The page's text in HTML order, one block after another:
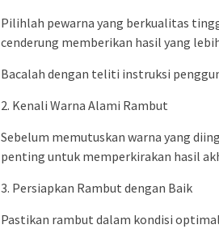
Pilihlah pewarna yang berkualitas
cenderung memberikan hasil yang
Bacalah dengan teliti instruksi
2. Kenali Warna Alami Rambut
Sebelum memutuskan warna yang
penting untuk memperkirakan hasil
3. Persiapkan Rambut dengan Baik
Pastikan rambut dalam kondisi